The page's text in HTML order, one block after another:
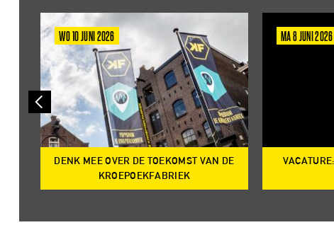
WO 10 JUNI 2026
DENK MEE OVER DE TOEKOMST VAN DE
KROEPOEKFABRIEK
MA 8 JUNI 2026